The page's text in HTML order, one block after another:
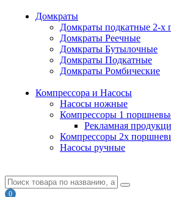
Домкраты
Домкраты подкатные 2-х
Домкраты Реечные
Домкраты Бутылочные
Домкраты Подкатные
Домкраты Ромбические
Компрессора и Насосы
Насосы ножные
Компрессоры 1
Рекламная
Компрессоры 2х
Насосы ручные
0